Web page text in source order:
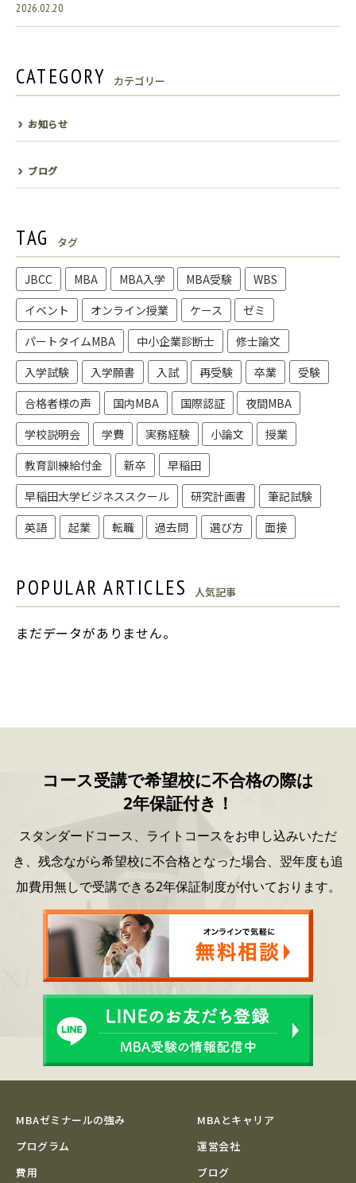
2026.02.20
CATEGORY カテゴリー
お知らせ
ブログ
TAG タグ
JBCC MBA MBA入学 MBA受験
WBS
イベント
オンライン授業 ケース
ゼミ
パートタイムMBA
中小企業診断士
修士論文
入学試験
入学願書 入試 再受験 卒業
受験
合格者様の声
国内MBA 国際認証
夜間MBA
学校説明会
学費 実務経験 小論文
授業
教育訓練給付金
新卒
早稲田
早稲田大学ビジネススクール
研究計画書
筆記試験
英語
起業 転職 過去問 選び方 面接
POPULAR ARTICLES 人気記事
まだデータがありません。
コース受講で希望校に不合格の際は
2年保証付き！
スタンダードコース、ライトコースをお申し込みいただ
き、 残念ながら希望校に不合格となった場合、 翌年度も追
加費用無しで受講できる2年保証制度が付いております。
MBAゼミナールの強み
プログラム
費用
MBAとキャリア
運営会社
ブログ